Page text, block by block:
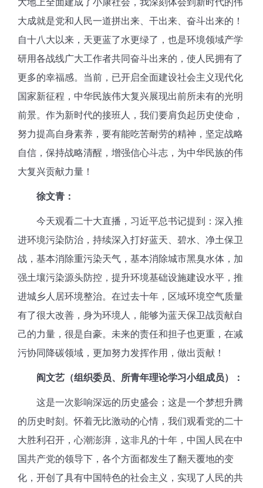
大成就是党和人民一道拼出来、干出来、奋斗出来的！
自十八大以来，天更蓝了水更绿了，也是环境领域产学
研用各战线广大工作者共同奋斗出来的，使人民拥有了
更多的幸福感。当前，已开启全面建设社会主义现代化
国家新征程，中华民族伟大复兴展现出前所未有的光明
前景。作为新时代的接班人，我们要肩负起历史使命，
努力提高自身素养，要有能吃苦耐劳的精神，坚定战略
自信，保持战略清醒，增强信心斗志，为中华民族的伟
大复兴贡献力量！
徐文青：
今天观看二十大直播，习近平总书记提到：深入推
进环境污染防治，持续深入打好蓝天、碧水、净土保卫
战，基本消除重污染天气，基本消除城市黑臭水体，加
强土壤污染源头防控，提升环境基础设施建设水平，推
进城乡人居环境整治。在过去十年，区域环境空气质量
有了很大改善，身为环境人，能够为蓝天保卫战贡献自
己的力量，很是自豪。未来的责任和担子也更重，在减
污协同降碳领域，更加努力发挥作用，做出贡献！
阎文艺（组织委员、所青年理论学习小组成员）：
这是一次影响深远的历史盛会；这是一个梦想升腾
的历史时刻。怀着无比激动的心情，我们观看党的二十
大胜利召开，心潮澎湃，这非凡的十年，中国人民在中
国共产党的领导下，各个方面都发生了翻天覆地的变
化，开创了具有中国特色的社会主义，实现了人民的共